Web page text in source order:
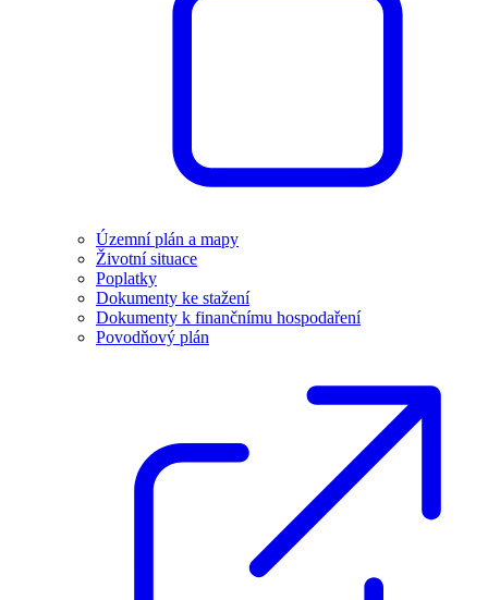
Územní plán a mapy
Životní situace
Poplatky
Dokumenty ke stažení
Dokumenty k finančnímu hospodaření
Povodňový plán